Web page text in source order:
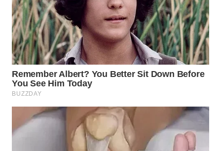
WN
MAJALENGKA
WN
SUBANG
WN
SUKABUMI
WN
PURWAKARTA